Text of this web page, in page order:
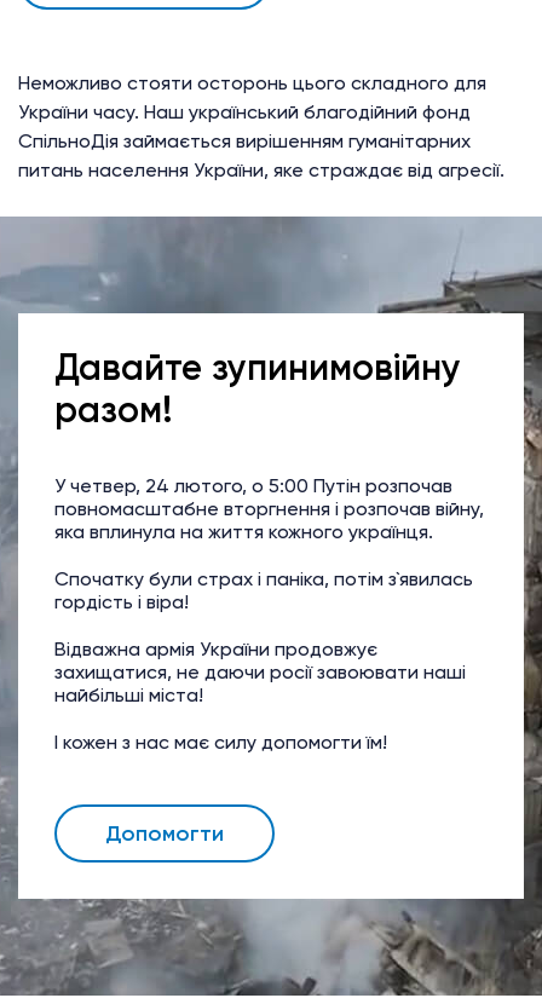
Неможливо стояти осторонь цього складного для
України часу. Наш український благодійний фонд
СпільноДія займається вирішенням гуманітарних
питань населення України, яке страждає від агресії.
Давайте зупинимовійну
разом!
У четвер, 24 лютого, о 5:00 Путін розпочав
повномасштабне вторгнення і розпочав війну,
яка вплинула на життя кожного українця.
Спочатку були страх і паніка, потім з`явилась
гордість і віра!
Відважна армія України продовжує
захищатися, не даючи росії завоювати наші
найбільші міста!
І кожен з нас має силу допомогти їм!
Допомогти